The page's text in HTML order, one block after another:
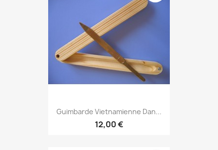
Guimbarde Vietnamienne Dan...
12,00 €